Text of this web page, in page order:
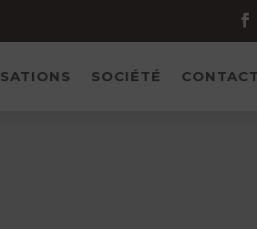
SOCIÉTÉ CONTACT